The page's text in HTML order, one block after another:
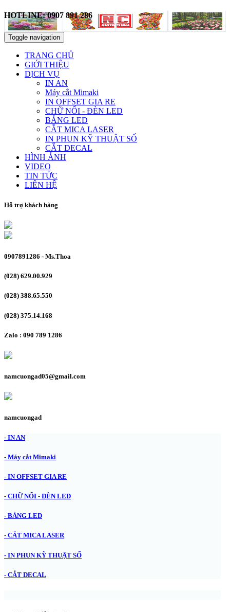
HOTLINE: 0907 891 286
Toggle navigation
TRANG CHỦ
GIỚI THIỆU
DỊCH VỤ
IN AN
Máy cắt Mimaki
IN OFFSET GIA RE
CHỮ NỔI - ĐÈN LED
BẢNG LED
CẮT MICA LASER
IN PHUN KỸ THUẬT SỐ
CẮT DECAL
HÌNH ẢNH
VIDEO
TIN TỨC
LIÊN HỆ
Hỗ trợ khách hàng
0907891286 - Ms.Thoa
(028) 629.00.929
(028) 388.65.550
(028) 375.14.168
Zalo : 090 789 1286
namcuongad05@gmail.com
namcuongad
- IN AN
- Máy cắt Mimaki
- IN OFFSET GIA RE
- CHỮ NỔI - ĐÈN LED
- BẢNG LED
- CẮT MICA LASER
- IN PHUN KỸ THUẬT SỐ
- CẮT DECAL